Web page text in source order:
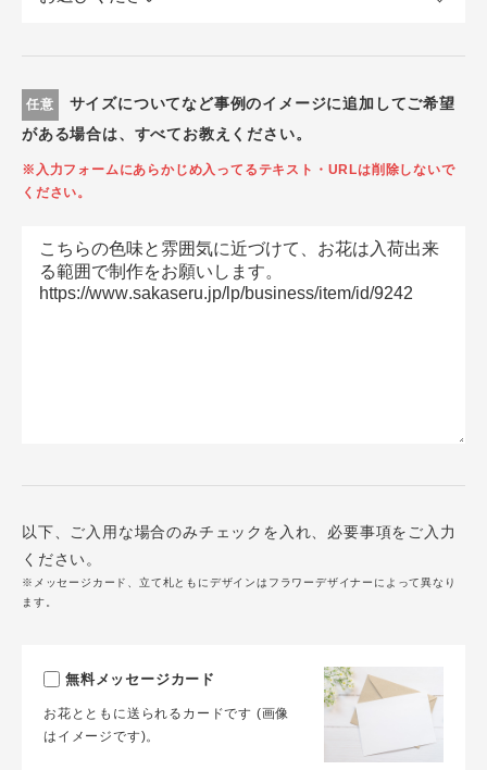
任意
サイズについてなど事例のイメージに追加してご希望
がある場合は、すべてお教えください。
※入力フォームにあらかじめ入ってるテキスト・URLは削除しないで
ください。
以下、ご入用な場合のみチェックを入れ、必要事項をご入力
ください。
※メッセージカード、立て札ともにデザインはフラワーデザイナーによって異なり
ます。
無料メッセージカード
お花とともに送られるカードです (画像
はイメージです)。